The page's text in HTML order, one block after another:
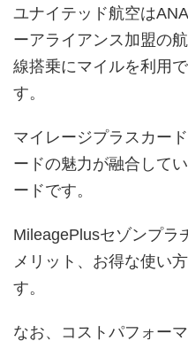
ユナイテッド航空は
ーアライアンス加盟の
線搭乗にマイルを利用
す。
マイレージプラスカー
ードの魅力が融合して
ードです。
MileagePlusセゾンプラ
メリット、お得な使い
す。
なお、コストパフォー